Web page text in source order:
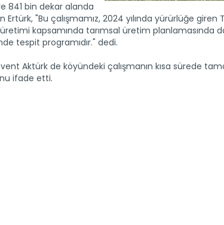
841 bin dekar alanda
"Bu çalışmamız, 2024 yılında yürürlüğe giren
üretimi kapsamında tarımsal üretim
tespit programıdır." dedi.
Aktürk de köyündeki çalışmanın kısa sürede
ifade etti.